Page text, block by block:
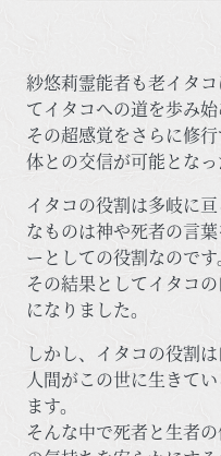
紗悠莉霊能者も老イタ
てイタコへの道を歩み始
その超感覚をさらに修
体との交信が可能となっ
イタコの役割は多岐に
なものは神や死者の言
ーとしての役割なのです。
その結果としてイタコ
になりました。
しかし、イタコの役割
人間がこの世に生きて
ます。
そんな中で死者と生者